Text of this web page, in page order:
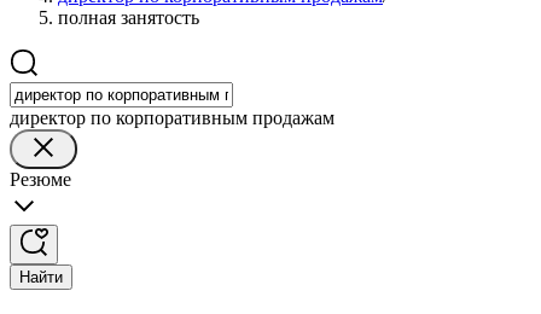
полная занятость
директор по корпоративным продажам
Резюме
Найти